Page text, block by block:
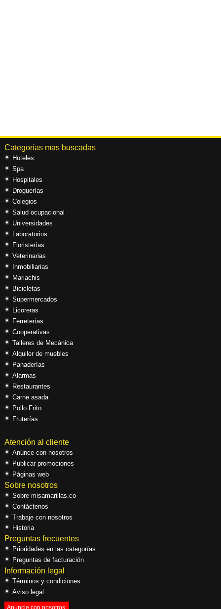
Categorías mas buscadas
Hoteles
Spa
Hospitales
Droguerías
Colegios
Salud ocupacional
Universidades
Laboratorios
Floristerías
Veterinarias
Inmobiliarias
Mariachis
Bicicletas
Supermercados
Licoreras
Ferreterías
Cooperativas
Talleres de Mecánica
Alquiler de muebles
Panaderías
Alarmas
Restaurantes
Carne asada
Pollo Frito
Fruterías
Atención al cliente
Anúnce con nosotros
Publicar promociones
Páginas web
Sobre nosotros
Sobre misamarillas.co
Contáctenos
Trabaje con nosotros
Historia
Preguntas frecuentes
Prioridades en las categorías
Preguntas de facturación
Información legal
Términos y condiciones
Aviso legal
Anuncie con nosotros: